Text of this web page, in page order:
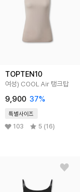
TOPTEN10
여성) COOL Air 탱크탑
9,900 37%
특별사이즈
103 5 (16)